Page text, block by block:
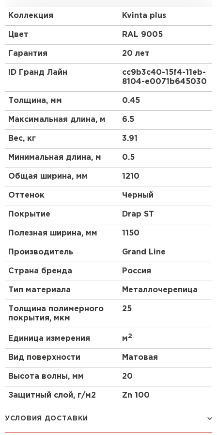
домиками.
Преимущества:
Геометрия волны и высота ступеньки 30 мм
повторяют профиль натуральной черепицы.
3D рез, повторяющий геометрию волны.
Коллекция Kvinta plus
Цвет RAL 9005
Гарантия 20 лет
ID Гранд Лайн
cc9b3c40-15f4-11eb-
8104-e0071b645030
Толщина, мм 0.45
Максимальная длина, м 6.5
Вес, кг 3.91
Минимальная длина, м 0.5
Общая ширина, мм 1210
Оттенок Черный
Покрытие Drap ST
Полезная ширина, мм 1150
Производитель Grand Line
Страна бренда Россия
Тип материала Металлочерепица
Толщина полимерного
покрытия, мкм
25
Единица измерения м2
Вид поверхности Матовая
Высота волны, мм 20
Защитный слой, г/м2 Zn 100
УСЛОВИЯ ДОСТАВКИ